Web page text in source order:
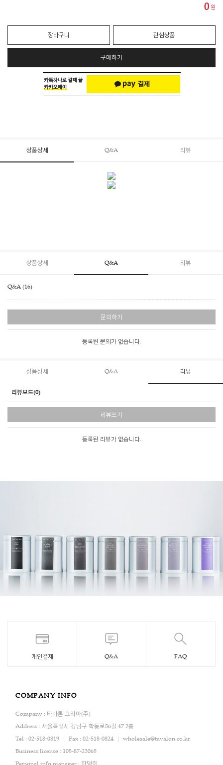
0 원
장바구니 관심상품
구매하기
상품상세 Q&A 리뷰
상품상세 Q&A 리뷰
Q&A (16)
문의하기
등록된 문의가 없습니다.
상품상세 Q&A 리뷰
리뷰보드(0)
리뷰쓰기
등록된 리뷰가 없습니다.
개인결제 Q&A FAQ
COMPANY INFO
Company : 타바론 코리아(주)
Address : 서울특별시 강남구 학동로56길 47 2층
Tel : 02-518-0819
Fax : 02-518-0824
wholesale@tavalon.co.kr
Business license : 105-87-23065
Personal info manager : 한덕희